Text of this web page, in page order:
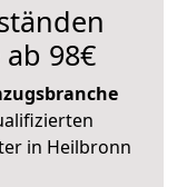
98€
in Heilbronn